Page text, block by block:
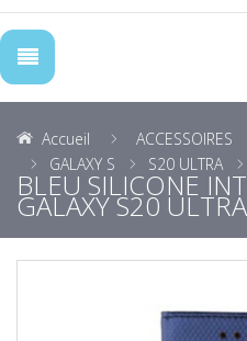
Accueil ACCESSOIRES
GALAXY S
S20 ULTRA
BLEU SILICONE
GALAXY S20 ULTRA